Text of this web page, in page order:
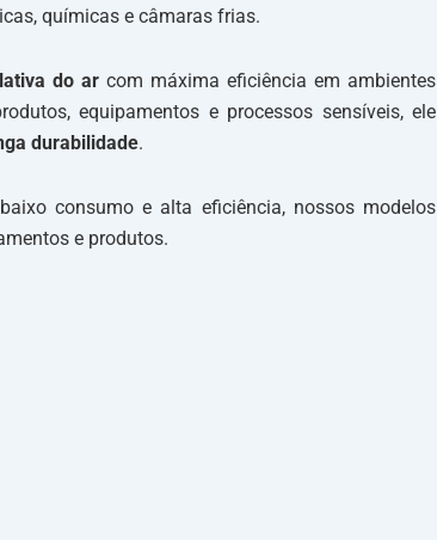
químicas e câmaras frias.
do arcom máxima eficiência em ambientes
equipamentos e processos sensíveis, ele
durabilidade.
consumo e alta eficiência, nossos modelos
e produtos.